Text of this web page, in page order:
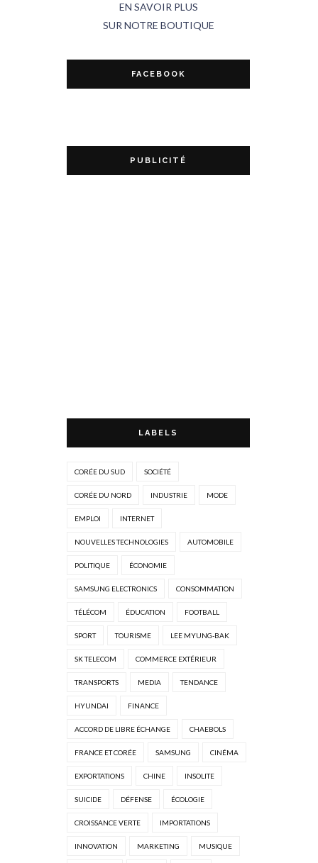
EN SAVOIR PLUS
SUR NOTRE BOUTIQUE
FACEBOOK
PUBLICITÉ
LABELS
CORÉE DU SUD SOCIÉTÉ
CORÉE DU NORD INDUSTRIE MODE
EMPLOI INTERNET
NOUVELLES TECHNOLOGIES AUTOMOBILE
POLITIQUE ÉCONOMIE
SAMSUNG ELECTRONICS CONSOMMATION
TÉLÉCOM ÉDUCATION FOOTBALL
SPORT TOURISME LEE MYUNG-BAK
SK TELECOM COMMERCE EXTÉRIEUR
TRANSPORTS MEDIA TENDANCE
HYUNDAI FINANCE
ACCORD DE LIBRE ÉCHANGE CHAEBOLS
FRANCE ET CORÉE SAMSUNG CINÉMA
EXPORTATIONS CHINE INSOLITE
SUICIDE DÉFENSE ÉCOLOGIE
CROISSANCE VERTE IMPORTATIONS
INNOVATION MARKETING MUSIQUE